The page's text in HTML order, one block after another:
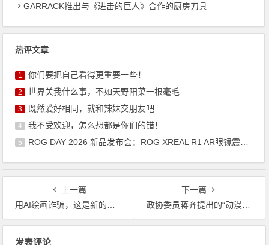
GARRACK推出与《进击的巨人》合作的厨房刀具
热评文章
1 你们要把自己看得更重要一些！
2 世界关我什么事，不如天野阳菜一根毫毛
3 既然爱好相同，就和辣妹交朋友吧
4 我不受欢迎，怎么想都是你们的错！
5 ROG DAY 2026 新品发布会：ROG XREAL R1 AR眼镜震撼来袭
上一篇
用AI绘画诈骗，这是新的赚钱之道？
下一篇
政协委员蒋齐提出的“动漫分级制度”，虽不切实际，但想想就好了
发表评论